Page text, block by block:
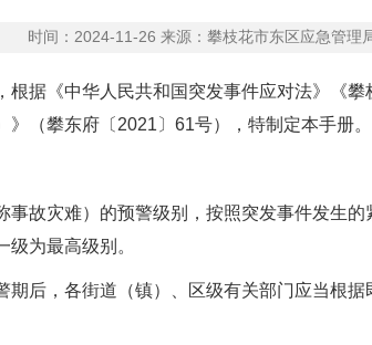
时间：2024-11-26 来源：攀枝花市东区应急管
《中华人民共和国突发事件应对法》《攀
（攀东府〔2021〕61号），特制定本手册。
灾难）的预警级别，按照突发事件发生的
为最高级别。
，各街道（镇）、区级有关部门应当根据